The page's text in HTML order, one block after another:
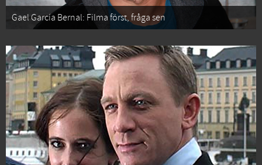
Gael García Bernal: Filma först, fråga sen